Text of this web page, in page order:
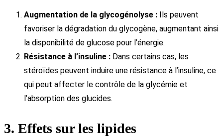
Augmentation de la glycogénolyse : Ils peuvent
favoriser la dégradation du glycogène, augmentant ainsi
la disponibilité de glucose pour l’énergie.
Résistance à l’insuline : Dans certains cas, les
stéroïdes peuvent induire une résistance à l’insuline, ce
qui peut affecter le contrôle de la glycémie et
l’absorption des glucides.
3. Effets sur les lipides